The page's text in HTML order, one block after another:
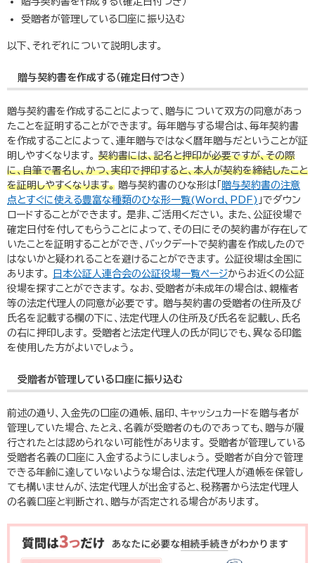
受贈者が管理している口座に振り込む
以下、それぞれについて説明します。
贈与契約書を作成する（確定日付つき）
贈与契約書を作成することによって、贈与について双方の同意があっ
たことを証明することができます。 毎年贈与する場合は、毎年契約書
を作成することによって、連年贈与ではなく暦年贈与だということが証
明しやすくなります。 契約書には、記名と押印が必要ですが、その際
に、自筆で署名し、かつ、実印で押印すると、本人が契約を締結したこと
を証明しやすくなります。 贈与契約書のひな形は「
贈与契約書の注意
点とすぐに使える豊富な種類のひな形一覧(Word、PDF) 」でダウン
ロードすることができます。 是非、ご活用ください。 また、公証役場で
確定日付を付してもらうことによって、その日にその契約書が存在して
いたことを証明することができ、バックデートで契約書を作成したので
はないかと疑われることを避けることができます。 公証役場は全国に
あります。
日本公証人連合会の公証役場一覧ページからお近くの公証
役場を探すことができます。 なお、受贈者が未成年の場合は、親権者
等の法定代理人の同意が必要です。 贈与契約書の受贈者の住所及び
氏名を記載する欄の下に、法定代理人の住所及び氏名を記載し、氏名
の右に押印します。 受贈者と法定代理人の氏が同じでも、異なる印鑑
を使用した方がよいでしょう。
受贈者が管理している口座に振り込む
前述の通り、入金先の口座の通帳、届印、キャッシュカードを贈与者が
管理していた場合、たとえ、名義が受贈者のものであっても、贈与が履
行されたとは認められない可能性があります。 受贈者が管理している
受贈者名義の口座に入金するようにしましょう。 受贈者が自分で管理
できる年齢に達していないような場合は、法定代理人が通帳を保管し
ても構いませんが、法定代理人が出金すると、税務署から法定代理人
の名義口座と判断され、贈与が否定される場合があります。